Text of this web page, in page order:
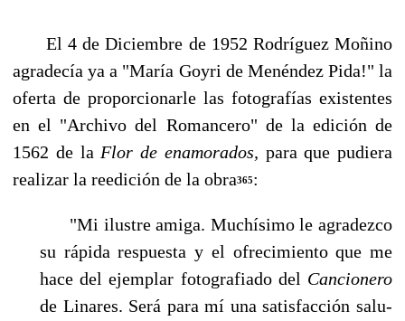
El 4 de Diciembre de 1952 Rodríguez Moñino
agradecía ya a "María Goyri de Menéndez Pi­da!" la
oferta de proporcionarle las fotografías existentes
en el "Archivo del Romancero" de la edición de
1562 de la Flor de enamorados, para que pudiera
realizar la reedición de la obra365:
"Mi ilustre amiga. Muchísimo le agradezco
su rápida respuesta y el ofrecimiento que me
hace del ejemplar fotografiado del Cancionero
de Linares. Será para mí una satisfacción salu­